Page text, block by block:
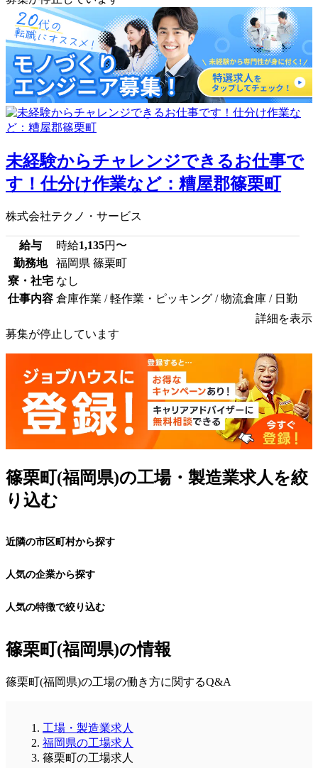
未経験からチャレンジできるお仕事で
す！仕分け作業など：糟屋郡篠栗町
株式会社テクノ・サービス
給与 時給1,135円〜
勤務地
福岡県 篠栗町
寮・社宅 なし
仕事内容 倉庫作業 / 軽作業・ピッキング / 物流倉庫 / 日勤
詳細を表示
募集が停止しています
篠栗町(福岡県)の工場・製造業求人を絞
り込む
近隣の市区町村から探す
人気の企業から探す
人気の特徴で絞り込む
篠栗町(福岡県)の情報
篠栗町(福岡県)の工場の働き方に関するQ&A
工場・製造業求人
福岡県の工場求人
篠栗町の工場求人